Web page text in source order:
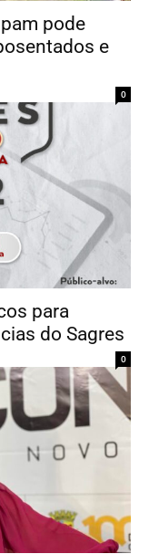
pode
e
0
para
do Sagres
0